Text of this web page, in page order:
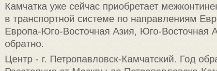
Камчатка уже сейчас приобретает
в транспортной системе по направлениям
Европа-Юго-Восточная Азия, Юго-Восточная
обратно.
Центр - г. Петропавловск-Камчатский. Год